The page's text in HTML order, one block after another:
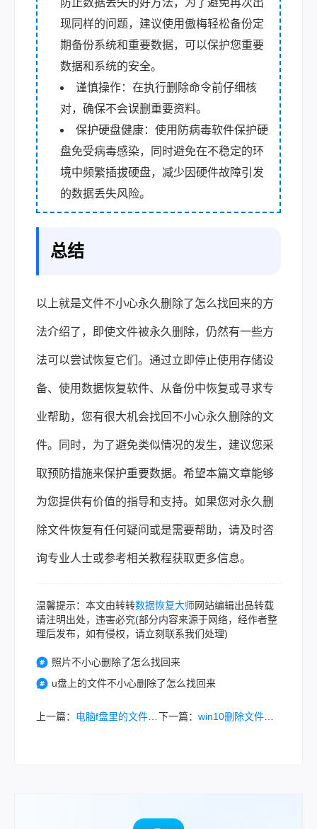
防止数据丢失的好方法，为了避免再次出
现同样的问题，建议使用傲梅轻松备份定
期备份系统和重要数据，可以保护您重要
数据和系统的安全。
谨慎操作：在执行删除命令前仔细核
对，确保不会误删重要资料。
保护硬盘健康：使用防病毒软件保护硬
盘免受病毒感染，同时避免在不稳定的环
境中频繁插拔硬盘，减少因硬件故障引发
的数据丢失风险。
总结
以上就是文件不小心永久删除了怎么找回来的方
法介绍了，即使文件被永久删除，仍然有一些方
法可以尝试恢复它们。通过立即停止使用存储设
备、使用数据恢复软件、从备份中恢复或寻求专
业帮助，您有很大机会找回不小心永久删除的文
件。同时，为了避免类似情况的发生，建议您采
取预防措施来保护重要数据。希望本篇文章能够
为您提供有价值的指导和支持。如果您对永久删
除文件恢复有任何疑问或是需要帮助，请及时咨
询专业人士或参考相关教程获取更多信息。
温馨提示：本文由转转数据恢复大师网站编辑出品转载
请注明出处，违害必究(部分内容来源于网络，经作者整
理后发布，如有侵权，请立刻联系我们处理)
照片不小心删除了怎么找回来
u盘上的文件不小心删除了怎么找回来
上一篇： 电脑f盘里的文件不小心删除了怎么恢复？别担心，试试这些方法找回！ 下一篇： win10删除文件如何恢复？试试这5个找回方法！